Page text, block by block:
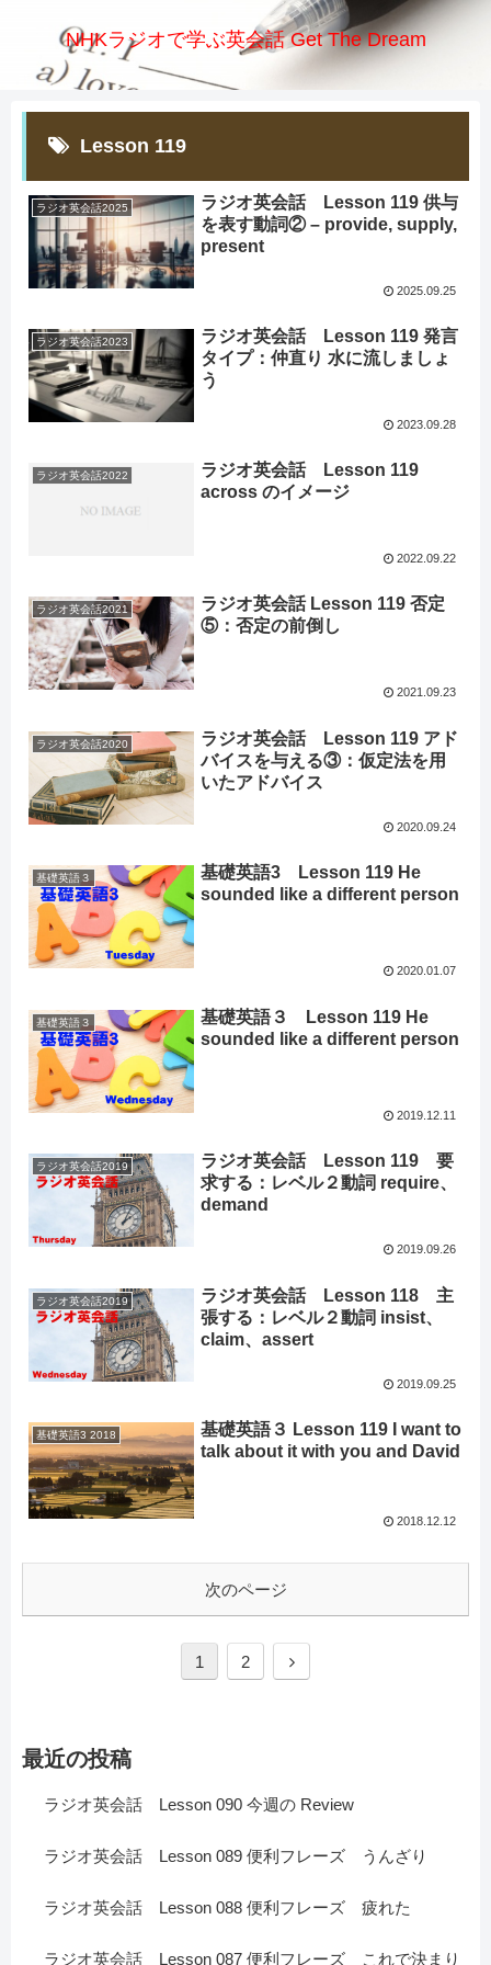
NHKラジオで学ぶ英会話 Get The Dream
Lesson 119
ラジオ英会話2025
ラジオ英会話 Lesson 119 供与
を表す動詞② – provide, supply,
present
2025.09.25
ラジオ英会話2023
ラジオ英会話 Lesson 119 発言
タイプ：仲直り 水に流しましょ
う
2023.09.28
ラジオ英会話2022
ラジオ英会話 Lesson 119
across のイメージ
2022.09.22
ラジオ英会話2021
ラジオ英会話 Lesson 119 否定
⑤：否定の前倒し
2021.09.23
ラジオ英会話2020
ラジオ英会話 Lesson 119 アド
バイスを与える③：仮定法を用
いたアドバイス
2020.09.24
基礎英語３
基礎英語3 Lesson 119 He
sounded like a different person
2020.01.07
基礎英語３
基礎英語３ Lesson 119 He
sounded like a different person
2019.12.11
ラジオ英会話2019
ラジオ英会話 Lesson 119 要
求する：レベル２動詞 require、
demand
2019.09.26
ラジオ英会話2019
ラジオ英会話 Lesson 118 主
張する：レベル２動詞 insist、
claim、assert
2019.09.25
基礎英語3 2018
基礎英語３ Lesson 119 I want to
talk about it with you and David
2018.12.12
次のページ
1 2
最近の投稿
ラジオ英会話 Lesson 090 今週の Review
ラジオ英会話 Lesson 089 便利フレーズ うんざり
ラジオ英会話 Lesson 088 便利フレーズ 疲れた
ラジオ英会話 Lesson 087 便利フレーズ これで決まり